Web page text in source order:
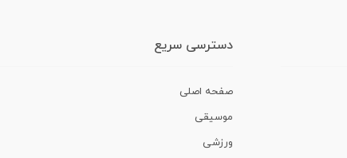
دسترسی سریع
صفحه اصلی
موسیقی
ورزشی